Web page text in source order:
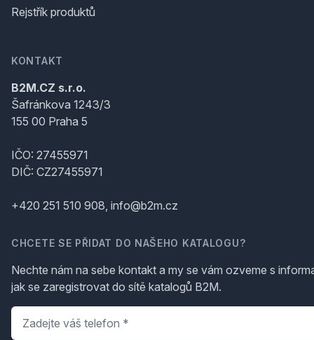
Rejstřík produktů
KONTAKT
B2M.CZ s.r.o.
Šafránkova 1243/3
155 00 Praha 5
IČO: 27455971
DIČ: CZ27455971
+420 251 510 908, info@b2m.cz
CHCETE SE PŘIDAT DO NAŠEHO KATALOGU?
Nechte nám na sebe kontakt a my se vám ozveme s
jak se zaregistrovat do sítě katalogů B2M.
Telefon